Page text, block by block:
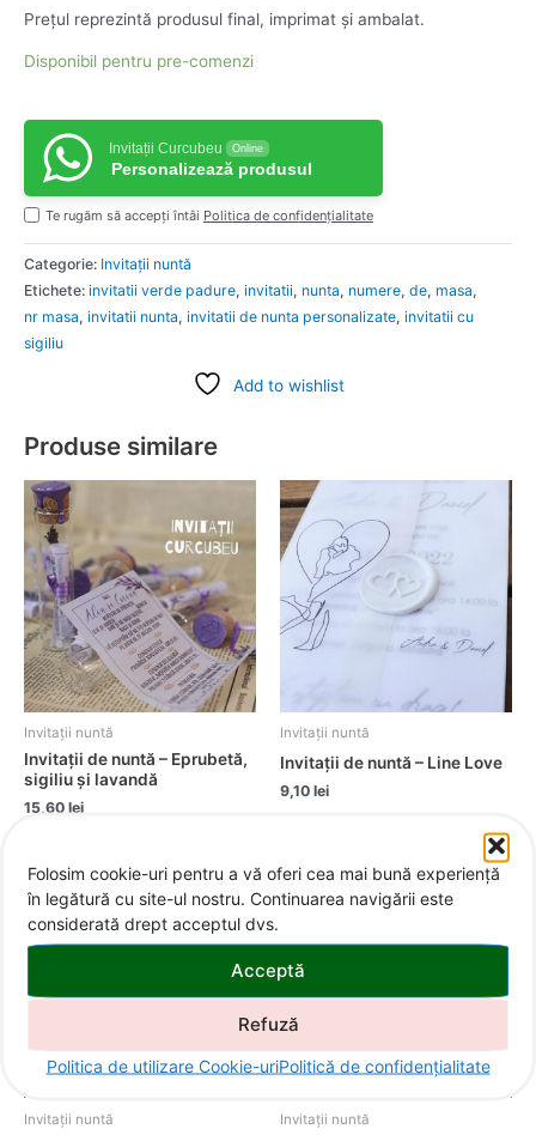
Folosim cookie-uri pentru a vă oferi cea mai bună experiență
în legătură cu site-ul nostru. Continuarea navigării este
considerată drept acceptul dvs.
Acceptă
Refuză
Politica de utilizare Cookie-uriPolitică de confidențialitate
Prețul reprezintă produsul final, imprimat și ambalat.
Disponibil pentru pre-comenzi
Invitații Curcubeu Online
Personalizează produsul
Te rugăm să accepți întâi Politica de confidențialitate
Categorie: Invitații nuntă
Etichete: invitatii verde padure, invitatii, nunta, numere, de, masa,
nr masa, invitatii nunta, invitatii de nunta personalizate, invitatii cu
sigiliu
Add to wishlist
Produse similare
Invitații nuntă
Invitații de nuntă – Eprubetă,
sigiliu și lavandă
15,60 lei
Invitații nuntă
Invitații de nuntă – Line Love
9,10 lei
Invitații nuntă Invitații nuntă